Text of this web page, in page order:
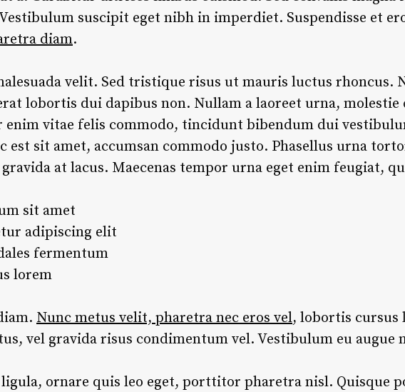
suscipit eget nibh in imperdiet. Suspendisse et
diam.
velit. Sed tristique risus ut mauris luctus
lobortis dui dapibus non. Nullam a laoreet urna,
enim vitae felis commodo, tincidunt bibendum dui
est sit amet, accumsan commodo justo. Phasellus urna
at lacus. Maecenas tempor urna eget enim feugiat,
sit amet
adipiscing elit
fermentum
lorem
Nunc metus velit, pharetra nec eros vel, lobortis cursus
vel gravida risus condimentum vel. Vestibulum eu augue
ornare quis leo eget, porttitor pharetra nisl. Quisque